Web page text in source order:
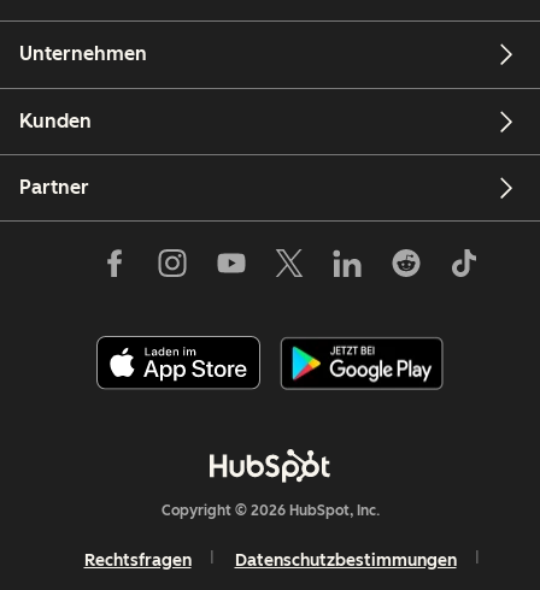
Unternehmen
Kunden
Partner
Copyright © 2026 HubSpot, Inc.
Rechtsfragen Datenschutzbestimmungen